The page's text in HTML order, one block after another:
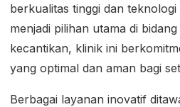
berkualitas tinggi dan
menjadi pilihan utama di
kecantikan, klinik ini
yang optimal dan aman bagi
Berbagai layanan inovatif